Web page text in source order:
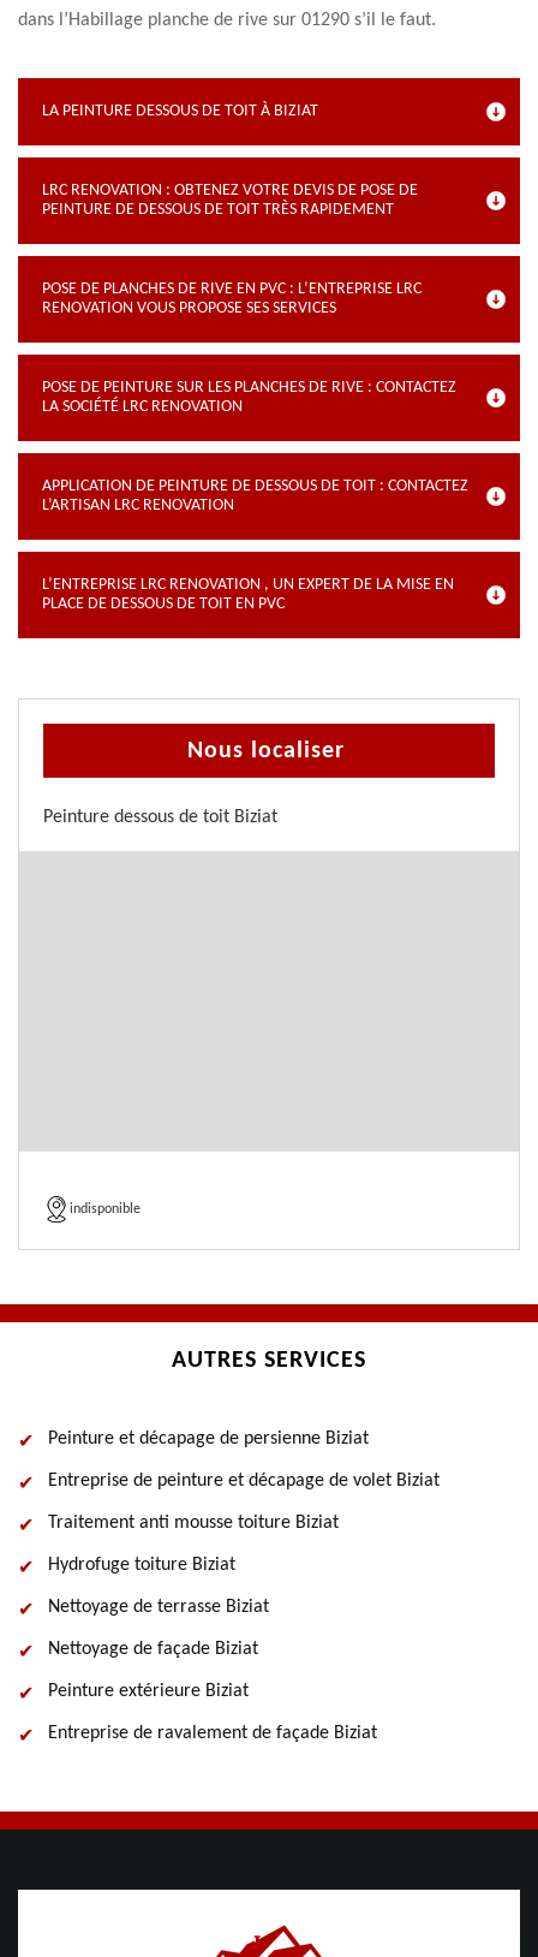
dans l’Habillage planche de rive sur 01290 s’il le faut.
LA PEINTURE DESSOUS DE TOIT À BIZIAT
LRC RENOVATION : OBTENEZ VOTRE DEVIS DE POSE DE
PEINTURE DE DESSOUS DE TOIT TRÈS RAPIDEMENT
POSE DE PLANCHES DE RIVE EN PVC : L’ENTREPRISE LRC
RENOVATION VOUS PROPOSE SES SERVICES
POSE DE PEINTURE SUR LES PLANCHES DE RIVE : CONTACTEZ
LA SOCIÉTÉ LRC RENOVATION
APPLICATION DE PEINTURE DE DESSOUS DE TOIT : CONTACTEZ
L’ARTISAN LRC RENOVATION
L’ENTREPRISE LRC RENOVATION , UN EXPERT DE LA MISE EN
PLACE DE DESSOUS DE TOIT EN PVC
Nous localiser
Peinture dessous de toit Biziat
indisponible
AUTRES SERVICES
Peinture et décapage de persienne Biziat
Entreprise de peinture et décapage de volet Biziat
Traitement anti mousse toiture Biziat
Hydrofuge toiture Biziat
Nettoyage de terrasse Biziat
Nettoyage de façade Biziat
Peinture extérieure Biziat
Entreprise de ravalement de façade Biziat